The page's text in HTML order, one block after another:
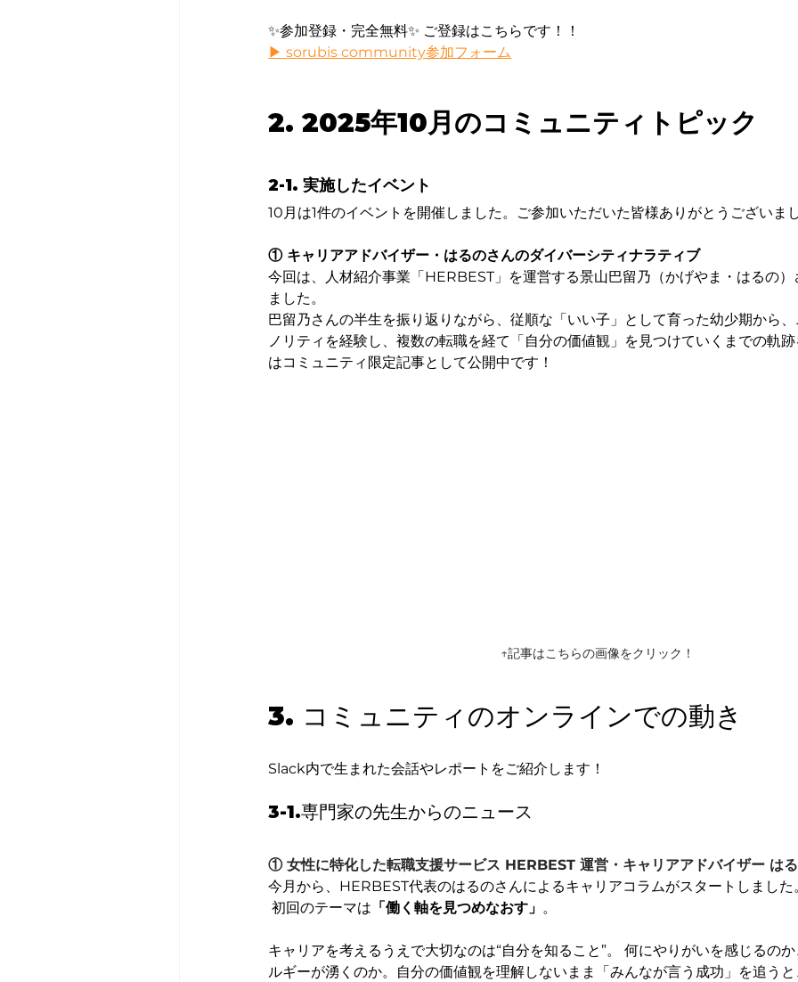
✨参加登録・完全無料✨ ご登録はこちらです！！
▶ sorubis community参加フォーム
2. 2025年10月のコミュニティトピック
2-1. 実施したイベント
10月は1件のイベントを開催しました。ご参加いただいた皆様ありがとうございまし
① キャリアアドバイザー・はるのさんのダイバーシティナラティブ
今回は、人材紹介事業「HERBEST」を運営する景山巴留乃（かげやま・はるの
ました。
巴留乃さんの半生を振り返りながら、従順な「いい子」として育った幼少期から
ノリティを経験し、複数の転職を経て「自分の価値観」を見つけていくまでの軌
はコミュニティ限定記事として公開中です！
↑記事はこちらの画像をクリック！
3. コミュニティのオンラインでの動き
Slack内で生まれた会話やレポートをご紹介します！
3-1.専門家の先生からのニュース
① 女性に特化した転職支援サービス HERBEST 運営・キャリアアドバイザー は
今月から、HERBEST代表のはるのさんによるキャリアコラムがスタートしました
初回のテーマは 「働く軸を見つめなおす」 。
キャリアを考えるうえで大切なのは“自分を知ること”。 何にやりがいを感じるの
ルギーが湧くのか。自分の価値観を理解しないまま「みんなが言う成功」を追うと